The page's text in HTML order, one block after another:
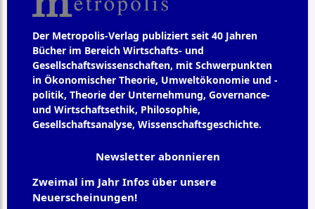
Der Metropolis-Verlag publiziert seit 40 Jahren
Bücher im Bereich Wirtschafts- und
Gesellschaftswissenschaften, mit Schwerpunkten
in Ökonomischer Theorie, Umweltökonomie und -
politik, Theorie der Unternehmung, Governance-
und Wirtschaftsethik, Philosophie,
Gesellschaftsanalyse, Wissenschaftsgeschichte.
Newsletter abonnieren
Zweimal im Jahr Infos über unsere
Neuerscheinungen!